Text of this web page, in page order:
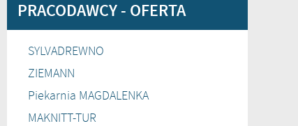
PRACODAWCY - OFERTA
SYLVADREWNO
ZIEMANN
Piekarnia MAGDALENKA
MAKNITT-TUR